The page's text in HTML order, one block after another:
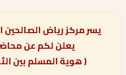
يسر مركز رياض الصالحين
يعلن لكم عن
( هوية المسلم بين